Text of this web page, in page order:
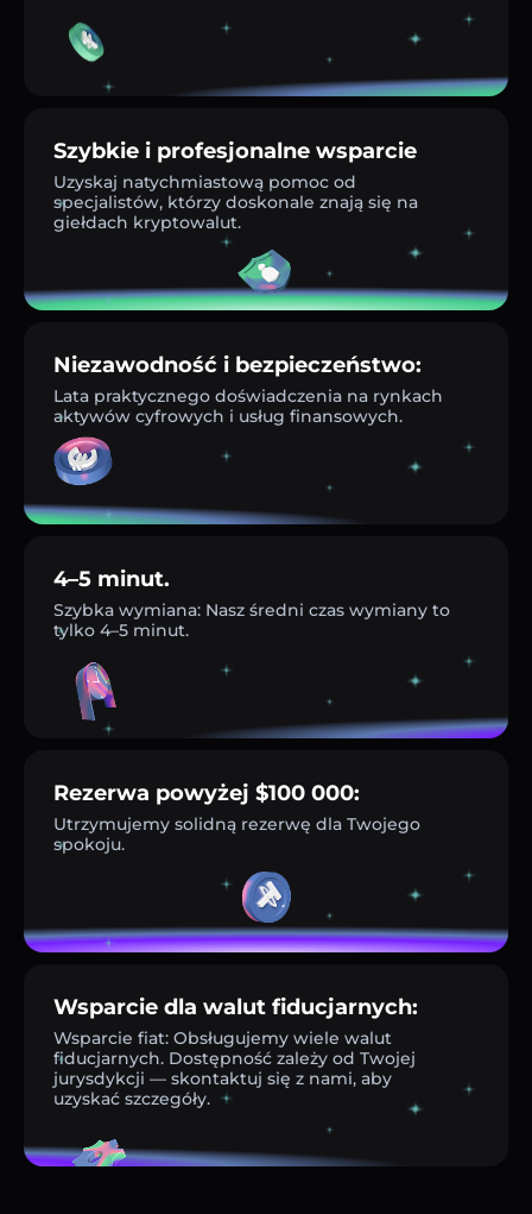
Szybkie i profesjonalne wsparcie
Uzyskaj natychmiastową pomoc od
specjalistów, którzy doskonale znają się na
giełdach kryptowalut.
Niezawodność i bezpieczeństwo:
Lata praktycznego doświadczenia na rynkach
aktywów cyfrowych i usług finansowych.
4–5 minut.
Szybka wymiana: Nasz średni czas wymiany to
tylko 4–5 minut.
Rezerwa powyżej $100 000:
Utrzymujemy solidną rezerwę dla Twojego
spokoju.
Wsparcie dla walut fiducjarnych:
Wsparcie fiat: Obsługujemy wiele walut
fiducjarnych. Dostępność zależy od Twojej
jurysdykcji — skontaktuj się z nami, aby
uzyskać szczegóły.